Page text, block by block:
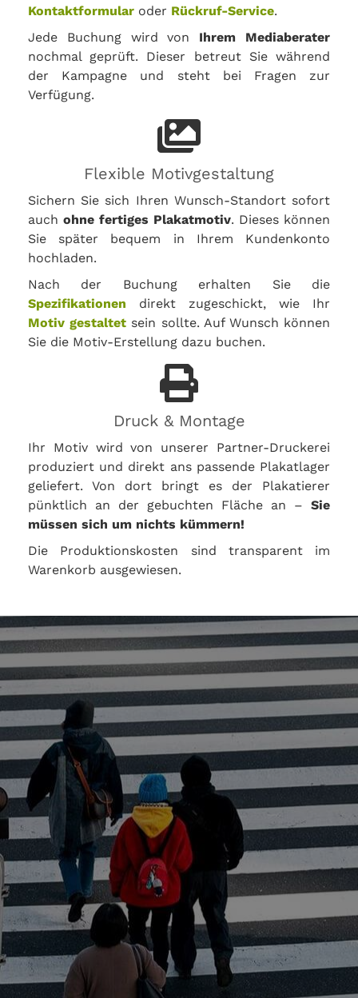
Kontaktformular oder Rückruf-Service.
Jede Buchung wird von Ihrem Mediaberater
nochmal geprüft. Dieser betreut Sie während
der Kampagne und steht bei Fragen zur
Verfügung.
Flexible Motivgestaltung
Sichern Sie sich Ihren Wunsch-Standort sofort
auch ohne fertiges Plakatmotiv. Dieses können
Sie später bequem in Ihrem Kundenkonto
hochladen.
Nach der Buchung erhalten Sie die
Spezifikationen direkt zugeschickt, wie Ihr
Motiv gestaltet sein sollte. Auf Wunsch können
Sie die Motiv-Erstellung dazu buchen.
Druck & Montage
Ihr Motiv wird von unserer Partner-Druckerei
produziert und direkt ans passende Plakatlager
geliefert. Von dort bringt es der Plakatierer
pünktlich an der gebuchten Fläche an – Sie
müssen sich um nichts kümmern!
Die Produktionskosten sind transparent im
Warenkorb ausgewiesen.